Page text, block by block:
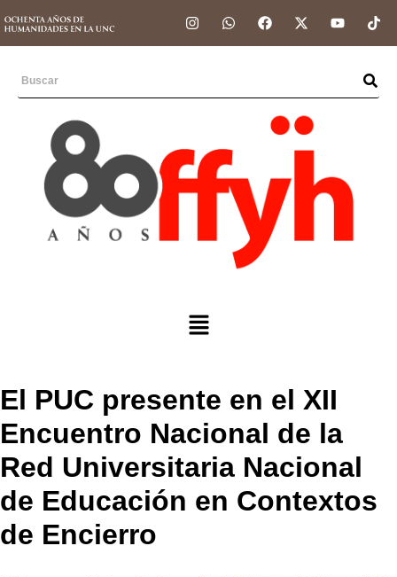
El PUC presente en el XII
Encuentro Nacional de la
Red Universitaria Nacional
de Educación en Contextos
de Encierro